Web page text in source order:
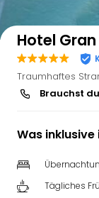
Hotel
Traumhaftes
Brauchst
Was inklusive
Tägliches